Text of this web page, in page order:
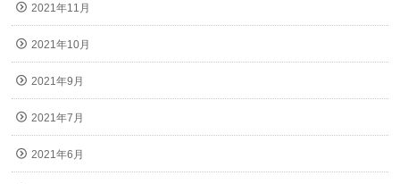
2021年11月
2021年10月
2021年9月
2021年7月
2021年6月